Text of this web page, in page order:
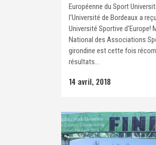
Européenne du Sport
l'Université de Bordeaux a
Université Sportive d'Europe!
National des Associations
girondine est cette fois
résultats...
14 avril, 2018